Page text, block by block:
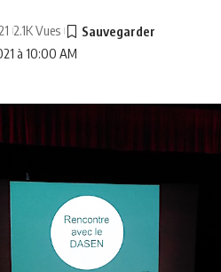
à 10:00 AM
2.1K Vues